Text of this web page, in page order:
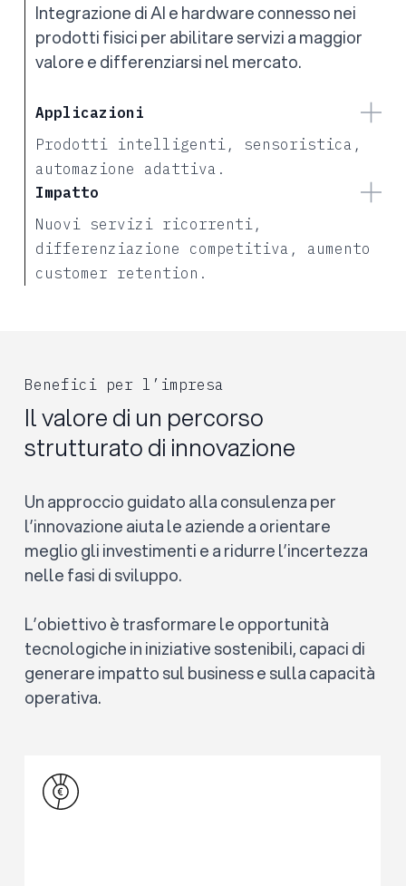
Integrazione di AI e hardware connesso nei
prodotti fisici per abilitare servizi a maggior
valore e differenziarsi nel mercato.
Applicazioni
Prodotti intelligenti, sensoristica,
automazione adattiva.
Impatto
Nuovi servizi ricorrenti,
differenziazione competitiva, aumento
customer retention.
Benefici per l’impresa
Il valore di un percorso
strutturato di innovazione
Un approccio guidato alla consulenza per
l’innovazione aiuta le aziende a orientare
meglio gli investimenti e a ridurre l’incertezza
nelle fasi di sviluppo.
L’obiettivo è trasformare le opportunità
tecnologiche in iniziative sostenibili, capaci di
generare impatto sul business e sulla capacità
operativa.